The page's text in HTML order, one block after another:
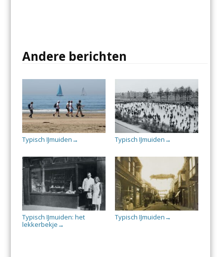
Andere berichten
Typisch IJmuiden → Typisch IJmuiden →
Typisch IJmuiden: het
lekkerbekje →
Typisch IJmuiden →